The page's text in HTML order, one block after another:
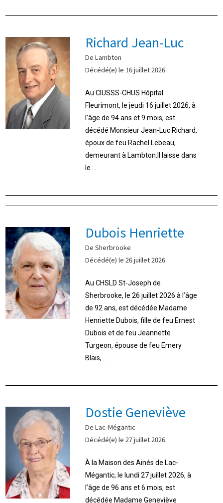
Richard Jean-Luc
De Lambton
Décédé(e) le 16 juillet 2026
Au CIUSSS-CHUS Hôpital
Fleurimont, le jeudi 16 juillet 2026, à
l’âge de 94 ans et 9 mois, est
décédé Monsieur Jean-Luc Richard,
époux de feu Rachel Lebeau,
demeurant à Lambton.Il laisse dans
le ...
Dubois Henriette
De Sherbrooke
Décédé(e) le 26 juillet 2026
Au CHSLD St-Joseph de
Sherbrooke, le 26 juillet 2026 à l’âge
de 92 ans, est décédée Madame
Henriette Dubois, fille de feu Ernest
Dubois et de feu Jeannette
Turgeon, épouse de feu Emery
Blais, ...
Dostie Geneviève
De Lac-Mégantic
Décédé(e) le 27 juillet 2026
À la Maison des Ainés de Lac-
Mégantic, le lundi 27 juillet 2026, à
l’âge de 96 ans et 6 mois, est
décédée Madame Geneviève